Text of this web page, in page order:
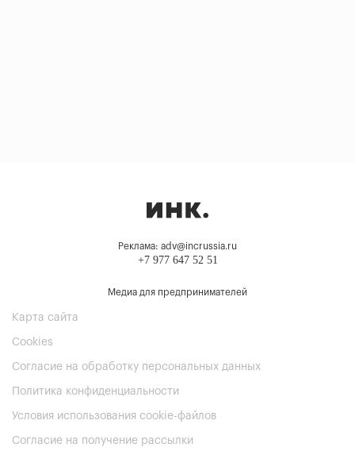
Реклама: adv@incrussia.ru
+7 977 647 52 51
Медиа для предпринимателей
Карта сайта
Cookies
Согласие на обработку персональных данных
Политика конфиденциальности
Условия использования cookie-файлов
Согласие на получение рассылки